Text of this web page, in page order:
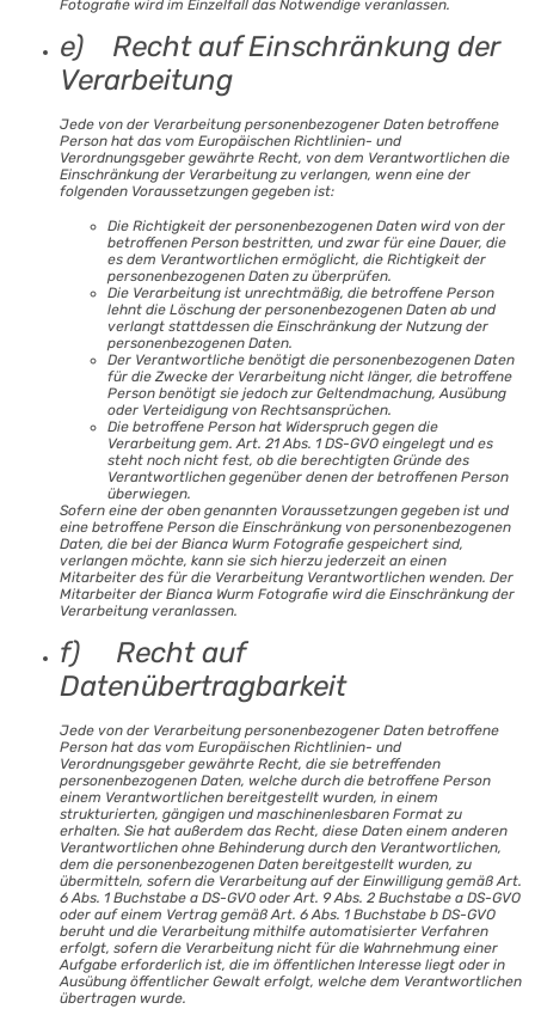
Fotografie wird im Einzelfall das Notwendige veranlassen.
e) Recht auf Einschränkung der
Verarbeitung
Jede von der Verarbeitung personenbezogener Daten betroffene
Person hat das vom Europäischen Richtlinien- und
Verordnungsgeber gewährte Recht, von dem Verantwortlichen die
Einschränkung der Verarbeitung zu verlangen, wenn eine der
folgenden Voraussetzungen gegeben ist:
Die Richtigkeit der personenbezogenen Daten wird von der
betroffenen Person bestritten, und zwar für eine Dauer, die
es dem Verantwortlichen ermöglicht, die Richtigkeit der
personenbezogenen Daten zu überprüfen.
Die Verarbeitung ist unrechtmäßig, die betroffene Person
lehnt die Löschung der personenbezogenen Daten ab und
verlangt stattdessen die Einschränkung der Nutzung der
personenbezogenen Daten.
Der Verantwortliche benötigt die personenbezogenen Daten
für die Zwecke der Verarbeitung nicht länger, die betroffene
Person benötigt sie jedoch zur Geltendmachung, Ausübung
oder Verteidigung von Rechtsansprüchen.
Die betroffene Person hat Widerspruch gegen die
Verarbeitung gem. Art. 21 Abs. 1 DS-GVO eingelegt und es
steht noch nicht fest, ob die berechtigten Gründe des
Verantwortlichen gegenüber denen der betroffenen Person
überwiegen.
Sofern eine der oben genannten Voraussetzungen gegeben ist und
eine betroffene Person die Einschränkung von personenbezogenen
Daten, die bei der Bianca Wurm Fotografie gespeichert sind,
verlangen möchte, kann sie sich hierzu jederzeit an einen
Mitarbeiter des für die Verarbeitung Verantwortlichen wenden. Der
Mitarbeiter der Bianca Wurm Fotografie wird die Einschränkung der
Verarbeitung veranlassen.
f) Recht auf
Datenübertragbarkeit
Jede von der Verarbeitung personenbezogener Daten betroffene
Person hat das vom Europäischen Richtlinien- und
Verordnungsgeber gewährte Recht, die sie betreffenden
personenbezogenen Daten, welche durch die betroffene Person
einem Verantwortlichen bereitgestellt wurden, in einem
strukturierten, gängigen und maschinenlesbaren Format zu
erhalten. Sie hat außerdem das Recht, diese Daten einem anderen
Verantwortlichen ohne Behinderung durch den Verantwortlichen,
dem die personenbezogenen Daten bereitgestellt wurden, zu
übermitteln, sofern die Verarbeitung auf der Einwilligung gemäß Art.
6 Abs. 1 Buchstabe a DS-GVO oder Art. 9 Abs. 2 Buchstabe a DS-GVO
oder auf einem Vertrag gemäß Art. 6 Abs. 1 Buchstabe b DS-GVO
beruht und die Verarbeitung mithilfe automatisierter Verfahren
erfolgt, sofern die Verarbeitung nicht für die Wahrnehmung einer
Aufgabe erforderlich ist, die im öffentlichen Interesse liegt oder in
Ausübung öffentlicher Gewalt erfolgt, welche dem Verantwortlichen
übertragen wurde.